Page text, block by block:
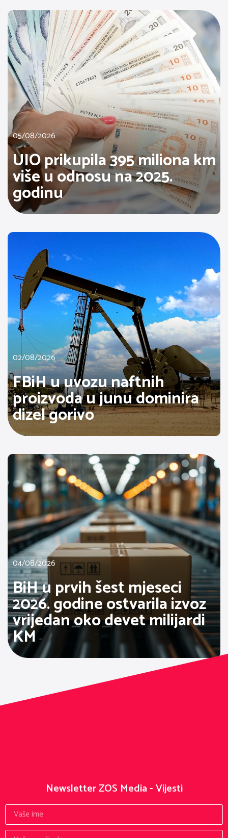
05/08/2026
UIO prikupila 395 miliona km
više u odnosu na 2025.
godinu
02/08/2026
FBiH u uvozu naftnih
proizvoda u junu dominira
dizel gorivo
04/08/2026
BiH u prvih šest mjeseci
2026. godine ostvarila izvoz
vrijedan oko devet milijardi
KM
Newsletter ZOS Media - Vijesti